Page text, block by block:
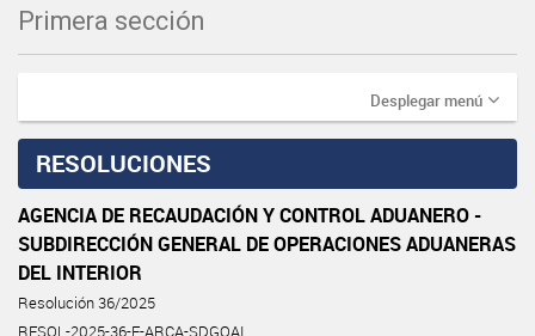
Primera sección
Desplegar menú
RESOLUCIONES
AGENCIA DE RECAUDACIÓN Y CONTROL ADUANERO -
SUBDIRECCIÓN GENERAL DE OPERACIONES ADUANERAS
DEL INTERIOR
Resolución 36/2025
RESOL-2025-36-E-ARCA-SDGOAI